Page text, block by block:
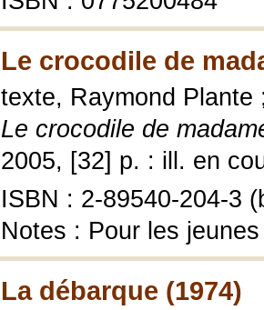
Le crocodile de
texte, Raymond
Le crocodile de
2005, [32] p. : ill. en
ISBN : 2-89540-204-3
Notes : Pour les jeunes
La débarque (1974)